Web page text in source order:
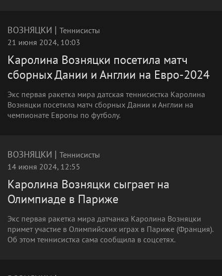
ВОЗНЯЦКИ | Теннисисты
21 июня 2024, 10:03
Каролина Возняцки посетила матч
сборных Дании и Англии на Евро-2024
Экс первая ракетка мира датская теннисистка Каролина
Возняцки посетила матч сборных Дании и Англии на
чемпионате Европы по футболу.
ВОЗНЯЦКИ | Теннисисты
14 июня 2024, 12:55
Каролина Возняцки сыграет на
Олимпиаде в Париже
Экс первая ракетка мира датчанка Каролина Возняцки
примет участие в Олимпийских играх в Париже (Франция).
Об этом теннисистка сама сообщила в соцсетях.